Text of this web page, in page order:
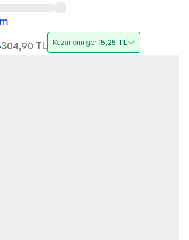
304,90 TL Kazancını gör15,25 TL